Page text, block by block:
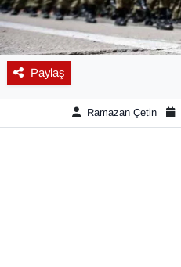
Paylaş
Ramazan Çetin
EKONOMİ
Eleman
Emlak